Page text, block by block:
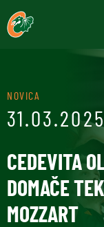
NOVICA
31.03.2025
CEDEVITA
DOMAČE
MOZZART